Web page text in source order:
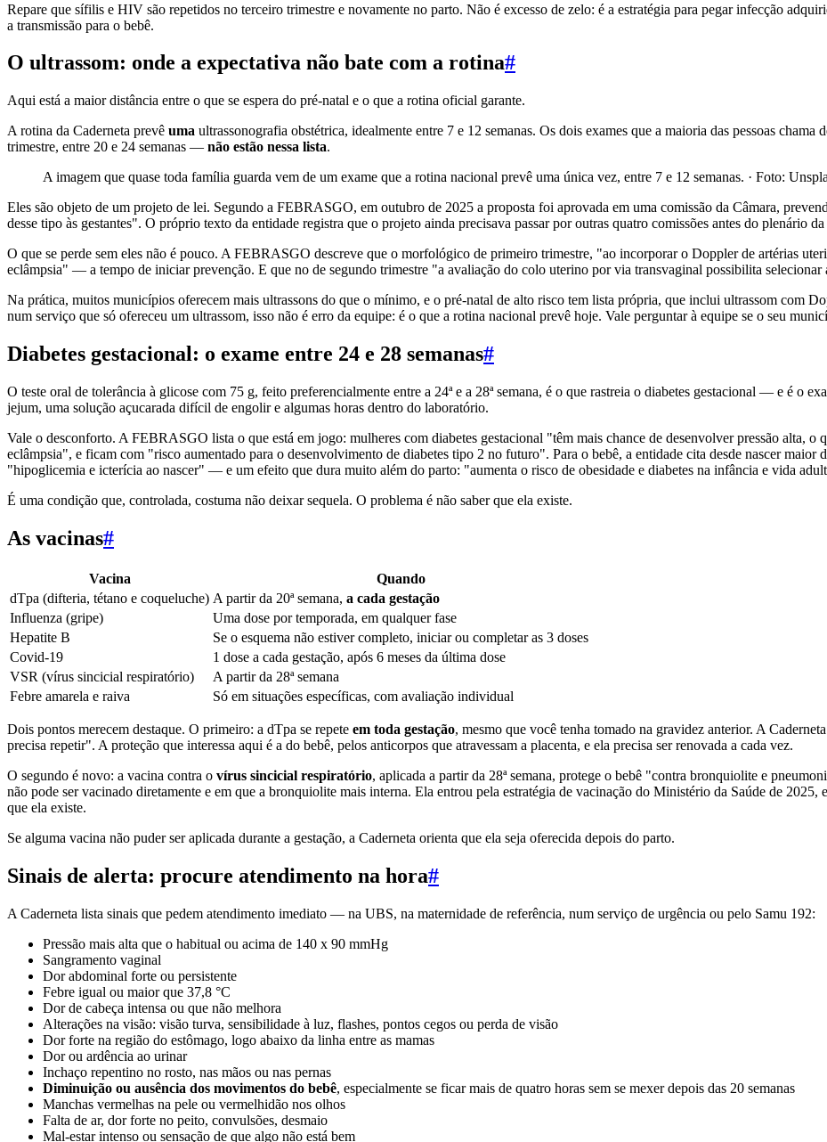
Repare que sífilis e HIV são repetidos no terceiro trimestre e novamente no parto. Não é excesso de zelo: é a estratégia para pegar infecção
a transmissão para o bebê.
O ultrassom: onde a expectativa não bate com a rotina#
Aqui está a maior distância entre o que se espera do pré-natal e o que a rotina oficial garante.
A rotina da Caderneta prevê uma ultrassonografia obstétrica, idealmente entre 7 e 12 semanas. Os dois exames que a maioria das pessoas
trimestre, entre 20 e 24 semanas — não estão nessa lista.
A imagem que quase toda família guarda vem de um exame que a rotina nacional prevê uma única vez, entre 7 e 12 semanas. · Foto:
Eles são objeto de um projeto de lei. Segundo a FEBRASGO, em outubro de 2025 a proposta foi aprovada em uma comissão da Câmara,
desse tipo às gestantes". O próprio texto da entidade registra que o projeto ainda precisava passar por outras quatro comissões antes do plenário
O que se perde sem eles não é pouco. A FEBRASGO descreve que o morfológico de primeiro trimestre, "ao incorporar o Doppler de artérias
eclâmpsia" — a tempo de iniciar prevenção. E que no de segundo trimestre "a avaliação do colo uterino por via transvaginal possibilita selecionar
Na prática, muitos municípios oferecem mais ultrassons do que o mínimo, e o pré-natal de alto risco tem lista própria, que inclui ultrassom com
num serviço que só ofereceu um ultrassom, isso não é erro da equipe: é o que a rotina nacional prevê hoje. Vale perguntar à equipe se o seu
Diabetes gestacional: o exame entre 24 e 28 semanas#
O teste oral de tolerância à glicose com 75 g, feito preferencialmente entre a 24ª e a 28ª semana, é o que rastreia o diabetes gestacional — e é o
jejum, uma solução açucarada difícil de engolir e algumas horas dentro do laboratório.
Vale o desconforto. A FEBRASGO lista o que está em jogo: mulheres com diabetes gestacional "têm mais chance de desenvolver pressão alta, o
eclâmpsia", e ficam com "risco aumentado para o desenvolvimento de diabetes tipo 2 no futuro". Para o bebê, a entidade cita desde nascer
"hipoglicemia e icterícia ao nascer" — e um efeito que dura muito além do parto: "aumenta o risco de obesidade e diabetes na infância e vida
É uma condição que, controlada, costuma não deixar sequela. O problema é não saber que ela existe.
As vacinas#
Vacina
Quando
dTpa (difteria, tétano e coqueluche) A partir da 20ª semana, a cada gestação
Influenza (gripe)
Uma dose por temporada, em qualquer fase
Hepatite B
Se o esquema não estiver completo, iniciar ou completar as 3 doses
Covid-19
1 dose a cada gestação, após 6 meses da última dose
VSR (vírus sincicial respiratório)
A partir da 28ª semana
Febre amarela e raiva
Só em situações específicas, com avaliação individual
Dois pontos merecem destaque. O primeiro: a dTpa se repete em toda gestação, mesmo que você tenha tomado na gravidez anterior. A
precisa repetir". A proteção que interessa aqui é a do bebê, pelos anticorpos que atravessam a placenta, e ela precisa ser renovada a cada vez.
O segundo é novo: a vacina contra o vírus sincicial respiratório, aplicada a partir da 28ª semana, protege o bebê "contra bronquiolite e
não pode ser vacinado diretamente e em que a bronquiolite mais interna. Ela entrou pela estratégia de vacinação do Ministério da Saúde de 2025,
que ela existe.
Se alguma vacina não puder ser aplicada durante a gestação, a Caderneta orienta que ela seja oferecida depois do parto.
Sinais de alerta: procure atendimento na hora#
A Caderneta lista sinais que pedem atendimento imediato — na UBS, na maternidade de referência, num serviço de urgência ou pelo Samu 192:
Pressão mais alta que o habitual ou acima de 140 x 90 mmHg
Sangramento vaginal
Dor abdominal forte ou persistente
Febre igual ou maior que 37,8 °C
Dor de cabeça intensa ou que não melhora
Alterações na visão: visão turva, sensibilidade à luz, flashes, pontos cegos ou perda de visão
Dor forte na região do estômago, logo abaixo da linha entre as mamas
Dor ou ardência ao urinar
Inchaço repentino no rosto, nas mãos ou nas pernas
Diminuição ou ausência dos movimentos do bebê, especialmente se ficar mais de quatro horas sem se mexer depois das 20 semanas
Manchas vermelhas na pele ou vermelhidão nos olhos
Falta de ar, dor forte no peito, convulsões, desmaio
Mal-estar intenso ou sensação de que algo não está bem